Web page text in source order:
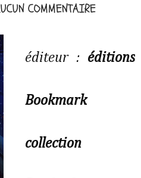
COMMENTAIRE
éditeur : éditions
Bookmark
collection